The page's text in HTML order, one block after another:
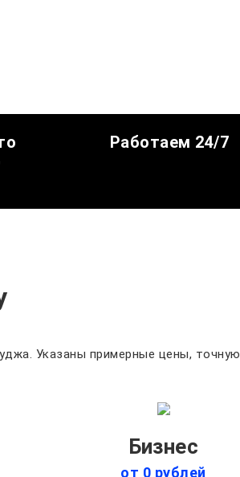
Работаем 24/7
Указаны примерные цены, точную
Бизнес
от 0 рублей